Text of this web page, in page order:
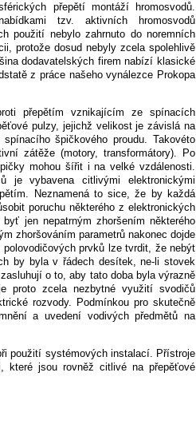
přepětí montáží hromosvodů.
tzv. aktivních hromosvodů
použití nebylo zahrnuto do noremních
protože dosud nebyly zcela spolehlivě
dodavatelských firem nabízí klasické
z práce našeho vynálezce Prokopa
přepětím vznikajícím ze spínacích
pulzy, jejichž velikost je závislá na
špičkového proudu. Takovéto
zátěže (motory, transformátory). Po
mohou šířit i na velké vzdálenosti.
je vybavena citlivými elektronickými
Neznamená to sice, že by každá
poruchu některého z elektronických
jen nepatrným zhoršením některého
zhoršováním parametrů nakonec dojde
prvků lze tvrdit, že nebýt
by byla v řádech desítek, ne-li stovek
o to, aby tato doba byla výrazně
proto zcela nezbytné využití svodičů
rozvody. Podmínkou pro skutečně
a uvedení vodivých předmětů na
použití systémových instalací. Přístroje
které jsou rovněž citlivé na přepěťové